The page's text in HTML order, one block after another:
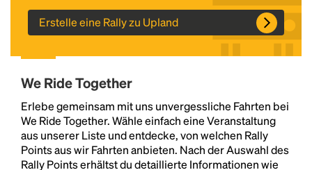
Erstelle eine Rally zu Upland
We Ride Together
Erlebe gemeinsam mit uns unvergessliche Fahrten bei
We Ride Together. Wähle einfach eine Veranstaltung
aus unserer Liste und entdecke, von welchen Rally
Points aus wir Fahrten anbieten. Nach der Auswahl des
Rally Points erhältst du detaillierte Informationen wie
Headline
Lorem Ipsum is simply dummy text of the printing
and typesetting industry.Lorem Ipsum has been the